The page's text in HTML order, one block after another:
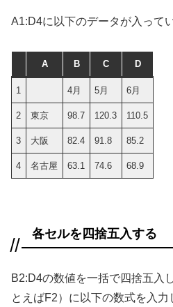
A1:D4に以下のデータが入って
A B C D
1 4月 5月 6月
2 東京 98.7 120.3 110.5
3 大阪 82.4 91.8 85.2
4 名古屋 63.1 74.6 68.9
各セルを四捨五入する
B2:D4の数値を一括で四捨五入
とえばF2）に以下の数式を入力